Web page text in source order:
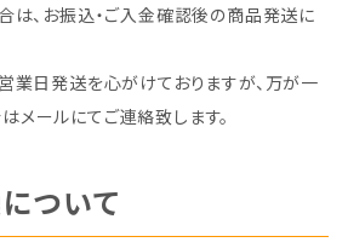
、お振込・ご入金確認後の商品発送に
業日発送を心がけておりますが、万が一
メールにてご連絡致します。
ついて